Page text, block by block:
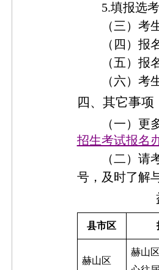
5.填报选
（三）考
（四）报
（五）报
（六）
四、其它事项
（一）更
招生考试报名
（二）请
号，及时了解
县市区
赫山区
赫山